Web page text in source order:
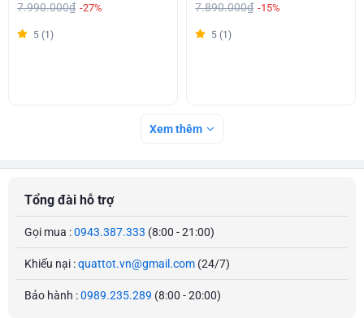
7.990.000₫ -27%
5 (1)
7.890.000₫ -15%
5 (1)
Xem thêm
Tổng đài hỗ trợ
Gọi mua :0943.387.333 (8:00 - 21:00)
Khiếu nại :quattot.vn@gmail.com (24/7)
Bảo hành :0989.235.289 (8:00 - 20:00)